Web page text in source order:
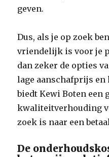
geven.
Dus, als je op zoek
vriendelijk is voor je
dan zeker de opties
lage aanschafprijs
biedt Kewi Boten een
kwaliteitverhouding
zoek is naar een
De